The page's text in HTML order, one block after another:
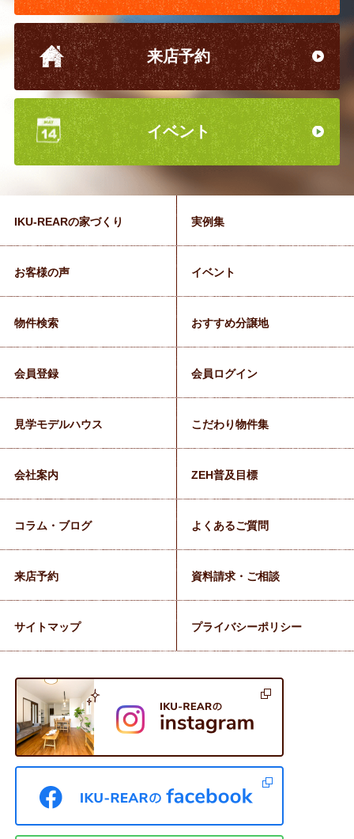
来店予約
イベント
IKU-REARの家づくり 実例集
お客様の声 イベント
物件検索 おすすめ分譲地
会員登録 会員ログイン
見学モデルハウス こだわり物件集
会社案内 ZEH普及目標
コラム・ブログ よくあるご質問
来店予約 資料請求・ご相談
サイトマップ プライバシーポリシー